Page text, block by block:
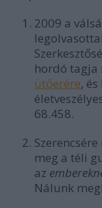
2009 a
hordó tagja
ütőerére,
68.458.
meg a téli
az
Nálunk